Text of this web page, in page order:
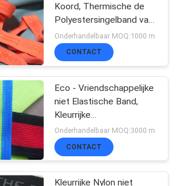
51
gemaakte
76
Koord, Thermische de
Polyestersingelband van
de Overdrachtdruk
Onderhandelbaar MOQ:1000 m
CONTACT
Eco - Vriendschappelijke
niet Elastische Band,
Kleurrijke
Weerspiegelende Nylon
Singelbandriem
Onderhandelbaar MOQ:3000 m
CONTACT
Kleurrijke Nylon niet